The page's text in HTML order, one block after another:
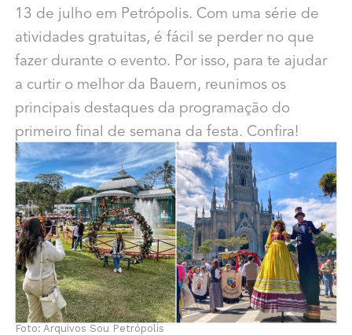
13 de julho em Petrópolis. Com uma série de
atividades gratuitas, é fácil se perder no que
fazer durante o evento. Por isso, para te ajudar
a curtir o melhor da Bauern, reunimos os
principais destaques da programação do
primeiro final de semana da festa. Confira!
Foto: Arquivos Sou Petrópolis